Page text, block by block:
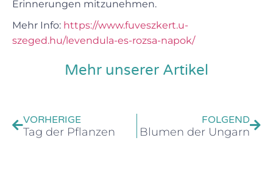
Erinnerungen mitzunehmen.
Mehr Info: https://www.fuveszkert.u-
szeged.hu/levendula-es-rozsa-napok/
Mehr unserer Artikel
VORHERIGE
Tag der Pflanzen
FOLGEND
Blumen der Ungarn